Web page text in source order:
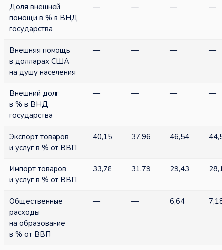
Доля внешней
помощи в % в ВНД
государства
— — — —
Внешняя помощь
в долларах США
на душу населения
— — — —
Внешний долг
в % в ВНД
государства
— — — —
Экспорт товаров
и услуг в % от ВВП
40,15 37,96 46,54
Импорт товаров
и услуг в % от ВВП
33,78 31,79 29,43
Общественные
расходы
на образование
в % от ВВП
— — 6,64